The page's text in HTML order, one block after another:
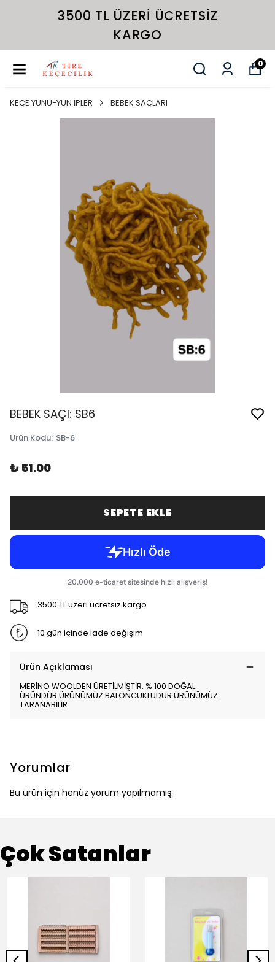
3500 TL ÜZERI ÜCRETSIZ
KARGO
0
KEÇE YÜNÜ-YÜN İPLER BEBEK SAÇLARI
BEBEK SAÇI: SB6
Ürün Kodu: SB-6
₺ 51.00
SEPETE EKLE
3500 TL üzeri ücretsiz kargo
10 gün içinde iade değişim
Ürün Açıklaması
MERİNO WOOLDEN ÜRETİLMİŞTİR. % 100 DOĞAL
ÜRÜNDÜR.ÜRÜNÜMÜZ BALONCUKLUDUR.ÜRÜNÜMÜZ
TARANABİLİR.
Yorumlar
Bu ürün için henüz yorum yapılmamış.
Çok Satanlar